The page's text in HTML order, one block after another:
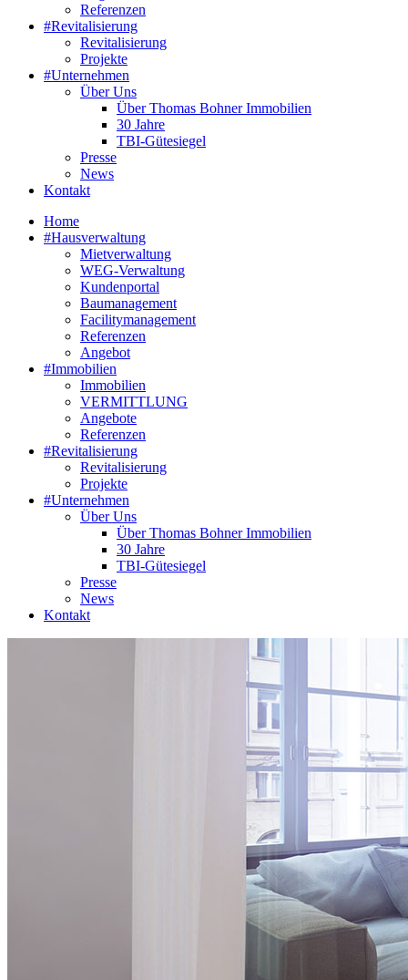
Referenzen
#Revitalisierung
Revitalisierung
Projekte
#Unternehmen
Über Uns
Über Thomas Bohner Immobilien
30 Jahre
TBI-Gütesiegel
Presse
News
Kontakt
Home
#Hausverwaltung
Mietverwaltung
WEG-Verwaltung
Kundenportal
Baumanagement
Facilitymanagement
Referenzen
Angebot
#Immobilien
Immobilien
VERMITTLUNG
Angebote
Referenzen
#Revitalisierung
Revitalisierung
Projekte
#Unternehmen
Über Uns
Über Thomas Bohner Immobilien
30 Jahre
TBI-Gütesiegel
Presse
News
Kontakt